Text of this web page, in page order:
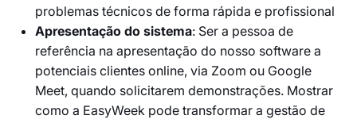
problemas técnicos de forma rápida e profissional
Apresentação do sistema: Ser a pessoa de
referência na apresentação do nosso software a
potenciais clientes online, via Zoom ou Google
Meet, quando solicitarem demonstrações. Mostrar
como a EasyWeek pode transformar a gestão de